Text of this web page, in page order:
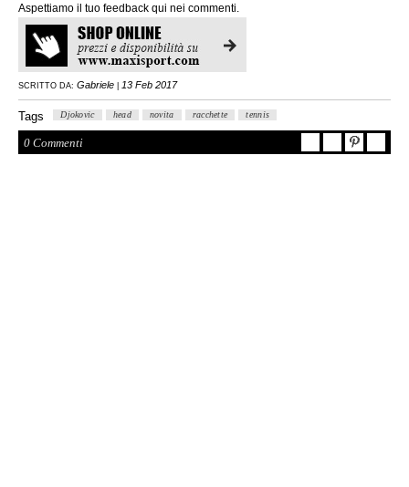
Aspettiamo il tuo feedback qui nei commenti.
SCRITTO DA: Gabriele 13 Feb 2017
Tags Djokovic head novita racchette tennis
0 Commenti